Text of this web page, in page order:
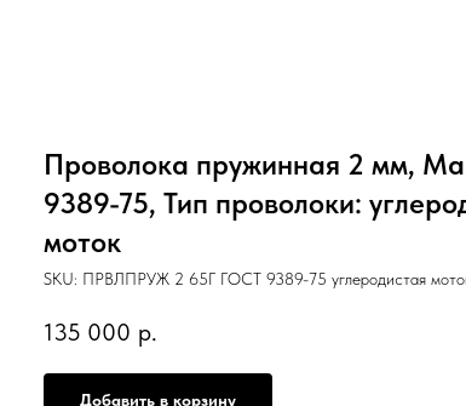
Проволока пружинная 2 мм,
9389-75, Тип проволоки:
моток
SKU: ПРВЛПРУЖ 2 65Г ГОСТ 9389-75 углеродистая
135 000 р.
Добавить в корзину